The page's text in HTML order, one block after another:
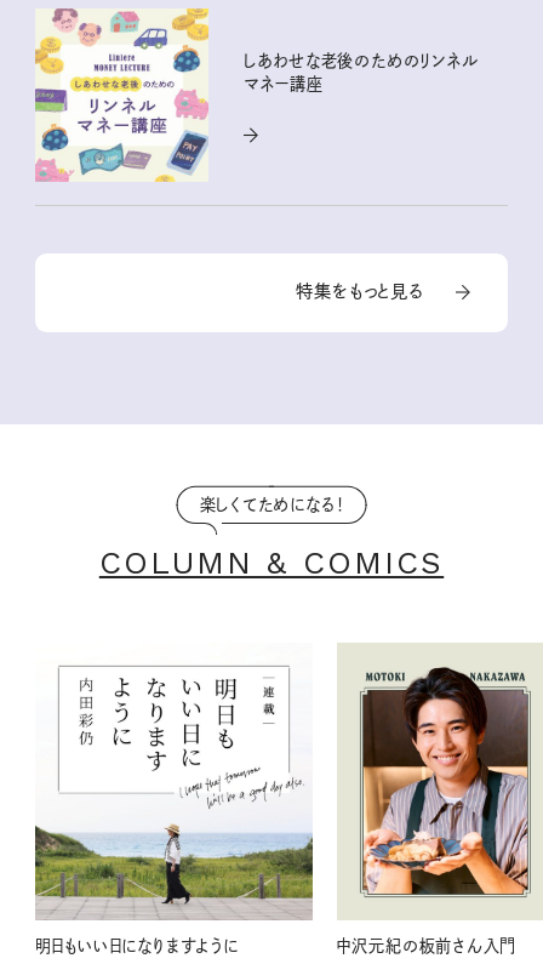
しあわせな老後のためのリンネル
マネー講座
特集をもっと見る
楽しくてためになる！
COLUMN & COMICS
明日もいい日になりますように 中沢元紀の板前さん入門